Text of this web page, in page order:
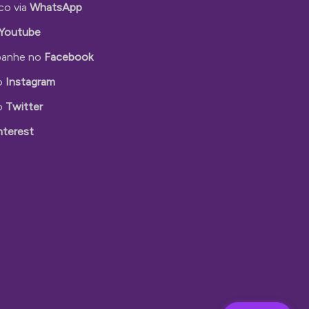
via WhatsApp
no Facebook
Instagram
Twitter